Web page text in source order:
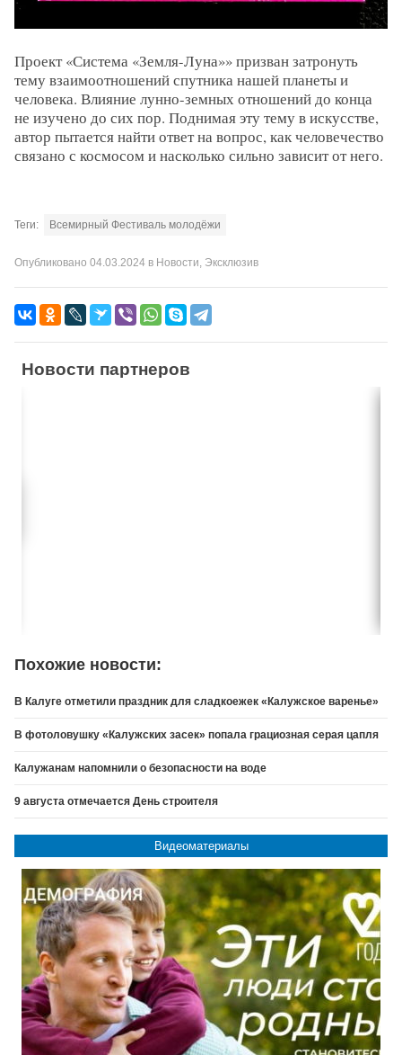
Проект «Система «Земля-Луна»» призван затронуть
тему взаимоотношений спутника нашей планеты и
человека. Влияние лунно-земных отношений до конца
не изучено до сих пор. Поднимая эту тему в искусстве,
автор пытается найти ответ на вопрос, как человечество
связано с космосом и насколько сильно зависит от него.
Теги: Всемирный Фестиваль молодёжи
Опубликовано 04.03.2024 в Новости Эксклюзив
Новости партнеров
Похожие новости:
В Калуге отметили праздник для сладкоежек «Калужское варенье»
В фотоловушку «Калужских засек» попала грациозная серая цапля
Калужанам напомнили о безопасности на воде
9 августа отмечается День строителя
Видеоматериалы